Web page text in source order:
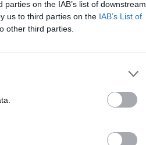
on the IAB’s list of downstream
us to third parties on the IAB’s List of
other third parties.
wpłyną na końcowe rozliczenia.